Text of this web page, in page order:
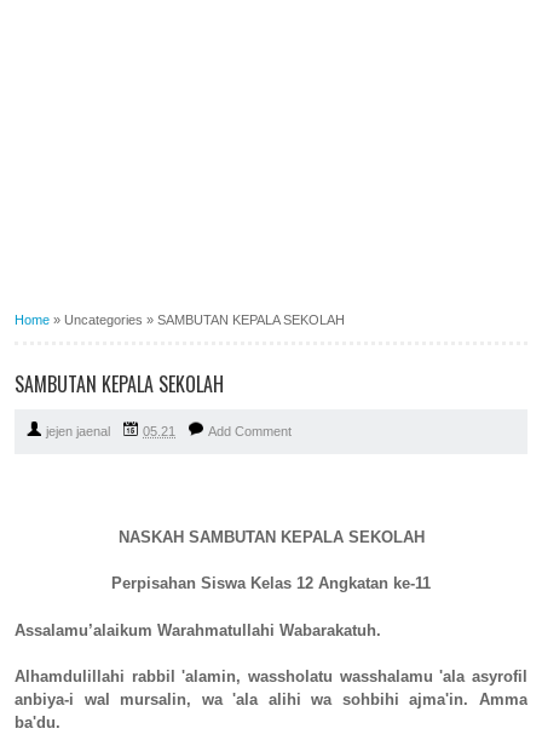
Home » Uncategories » SAMBUTAN KEPALA SEKOLAH
SAMBUTAN KEPALA SEKOLAH
jejen jaenal 05.21 Add Comment
NASKAH SAMBUTAN KEPALA SEKOLAH
Perpisahan Siswa Kelas 12 Angkatan ke-11
Assalamu’alaikum Warahmatullahi Wabarakatuh.
Alhamdulillahi rabbil 'alamin, wassholatu wasshalamu 'ala asyrofil
anbiya-i wal mursalin, wa 'ala alihi wa sohbihi ajma'in. Amma
ba'du.